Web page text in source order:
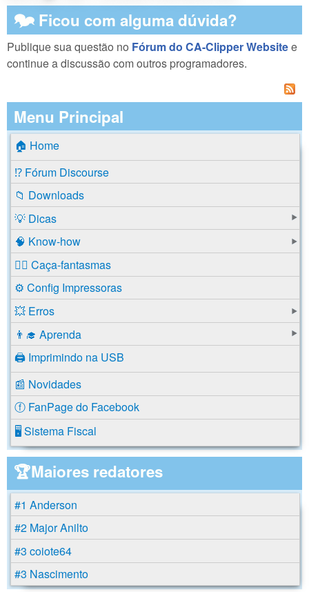
🗫 Ficou com alguma dúvida?
Publique sua questão no Fórum do CA-Clipper Websitee
continue a discussão com outros programadores.
Menu Principal
🏠 Home
⁉️ Fórum Discourse
📁 Downloads
💡 Dicas
🧠 Know-how
🕵️‍♂️ Caça-fantasmas
⚙️ Config Impressoras
💥 Erros
👨‍🎓 Aprenda
🖨️ Imprimindo na USB
📰 Novidades
ⓕ FanPage do Facebook
🖥️ Sistema Fiscal
🏆Maiores redatores
#1 Anderson
#2 Major Anilto
#3 coiote64
#3 Nascimento